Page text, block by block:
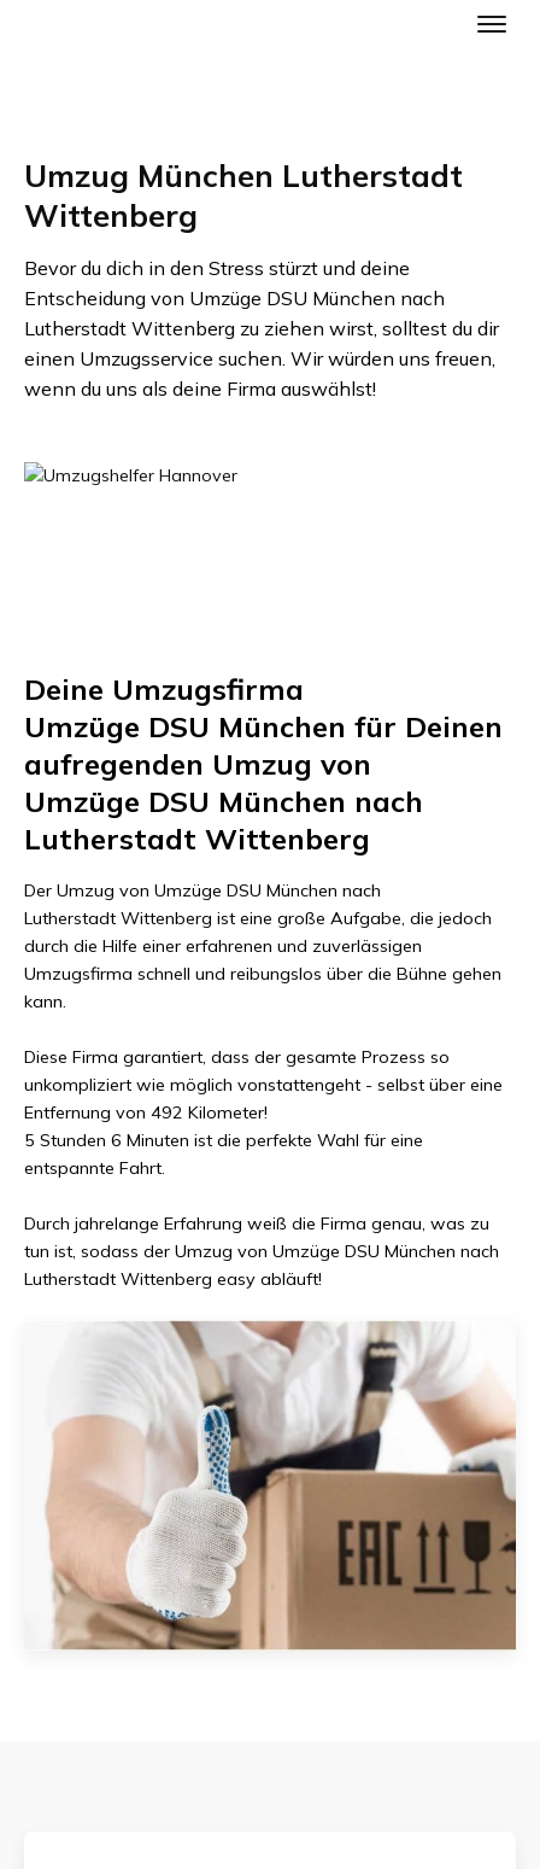
Umzug München Lutherstadt
Wittenberg
Bevor du dich in den Stress stürzt und deine
Entscheidung von Umzüge DSU München nach
Lutherstadt Wittenberg zu ziehen wirst, solltest du dir
einen Umzugsservice suchen. Wir würden uns freuen,
wenn du uns als deine Firma auswählst!
Deine Umzugsfirma
Umzüge DSU München für Deinen
aufregenden Umzug von
Umzüge DSU München nach
Lutherstadt Wittenberg
Der Umzug von Umzüge DSU München nach
Lutherstadt Wittenberg ist eine große Aufgabe, die jedoch
durch die Hilfe einer erfahrenen und zuverlässigen
Umzugsfirma schnell und reibungslos über die Bühne gehen
kann.
Diese Firma garantiert, dass der gesamte Prozess so
unkompliziert wie möglich vonstattengeht - selbst über eine
Entfernung von 492 Kilometer!
5 Stunden 6 Minuten ist die perfekte Wahl für eine
entspannte Fahrt.
Durch jahrelange Erfahrung weiß die Firma genau, was zu
tun ist, sodass der Umzug von Umzüge DSU München nach
Lutherstadt Wittenberg easy abläuft!